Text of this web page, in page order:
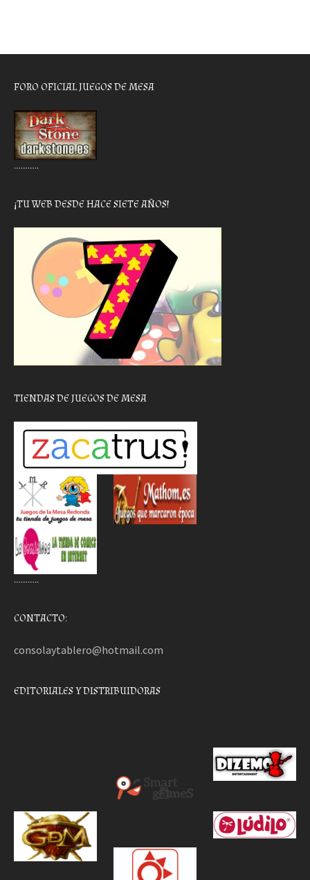
FORO OFICIAL JUEGOS DE MESA
………..
¡TU WEB DESDE HACE SIETE AÑOS!
TIENDAS DE JUEGOS DE MESA
………..
CONTACTO:
consolaytablero@hotmail.com
EDITORIALES Y DISTRIBUIDORAS